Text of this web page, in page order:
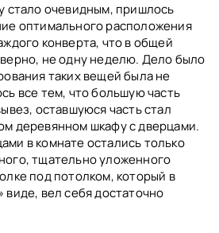
стало очевидным, пришлось
оптимального расположения
конверта, что в общей
не одну неделю. Дело было
таких вещей была не
все тем, что большую часть
оставшуюся часть стал
деревянном шкафу с дверцами.
в комнате остались только
тщательно уложенного
под потолком, который в
виде, вел себя достаточно